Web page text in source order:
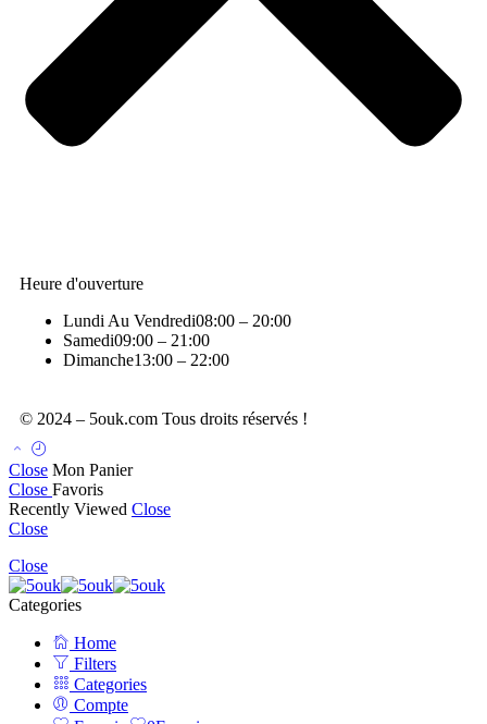
Heure d'ouverture
Lundi Au Vendredi08:00 – 20:00
Samedi09:00 – 21:00
Dimanche13:00 – 22:00
© 2024 – 5ouk.com Tous droits réservés !
Close Mon Panier
Close Favoris
Recently Viewed Close
Close
Close
Categories
Home
Filters
Categories
Compte